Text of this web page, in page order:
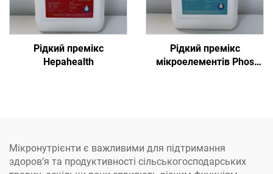
Рідкий премікс
Hepahealth
Рідкий премікс
мікроелементів Phos
Мікронутрієнти є важливими для підтримання
здоров’я та продуктивності сільськогосподарських